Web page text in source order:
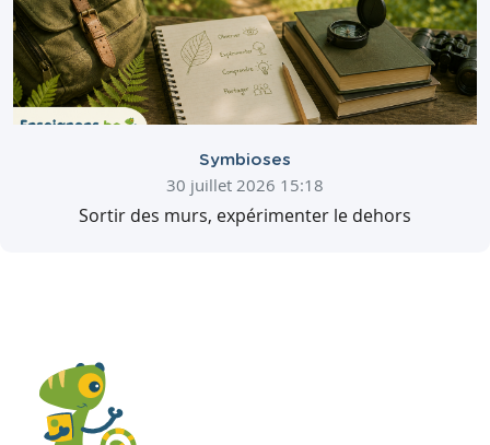
Symbioses
30 juillet 2026 15:18
Sortir des murs, expérimenter le dehors